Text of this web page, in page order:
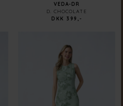
VEDA-DR
D. CHOCOLATE
DKK 399,-